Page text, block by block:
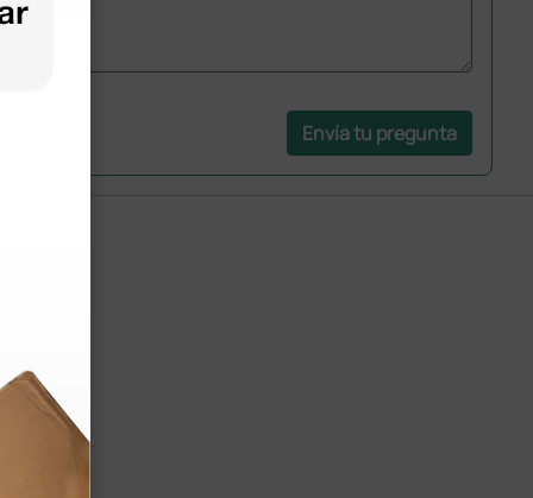
Envía tu pregunta